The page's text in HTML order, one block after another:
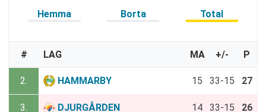
Hemma Borta Total
# LAG MA +/- P
2. HAMMARBY 15 33-15 27
3. DJURGÅRDEN 14 33-15 26